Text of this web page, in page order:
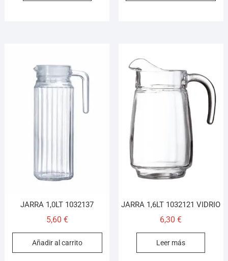
JARRA 1,0LT 1032137
5,60 €
Añadir al carrito
JARRA 1,6LT 1032121 VIDRIO
6,30€
Leer más